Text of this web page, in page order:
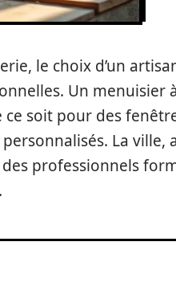
le choix d’un
Un menuisier
soit pour des
La ville,
professionnels